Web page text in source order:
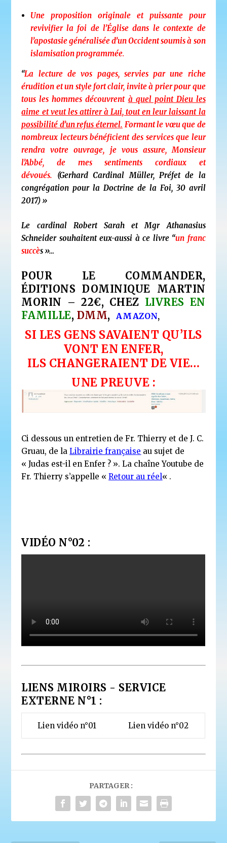
Une proposition originale et puissante pour
revivifier la foi de l’Église dans le contexte de
l’apostasie généralisée d’un Occident soumis à son
islamisation programmée.
“La lecture de vos pages, servies par une riche
érudition et un style fort clair, invite à prier pour que
tous les hommes découvrent à quel point Dieu les
aime et veut les attirer à Lui, tout en leur laissant la
possibilité d’un refus éternel. Formant le vœu que de
nombreux lecteurs bénéficient des services que leur
rendra votre ouvrage, je vous assure, Monsieur
l’Abbé, de mes sentiments cordiaux et
dévoués.
(Gerhard Cardinal Müller, Préfet de la
congrégation pour la Doctrine de la Foi, 30 avril
2017) »
Le cardinal Robert Sarah et Mgr Athanasius
Schneider souhaitent eux-aussi à ce livre “un franc
succès »…
POUR LE COMMANDER,
ÉDITIONS DOMINIQUE MARTIN
MORIN – 22€, CHEZ LIVRES EN
FAMILLE, DMM, AMAZON,
SI LES GENS SAVAIENT QU’ILS
VONT EN ENFER,
ILS CHANGERAIENT DE VIE…
UNE PREUVE :
Ci dessous un entretien de Fr. Thierry et de J. C.
Gruau, de laLibrairie française au sujet de
« Judas est-il en Enfer ? ». La chaîne Youtube de
Fr. Thierry s’appelle «Retour au réel« .
VIDÉO N°02 :
LIENS MIROIRS - SERVICE
EXTERNE N°1 :
Lien vidéo n°01 Lien vidéo n°02
PARTAGER :